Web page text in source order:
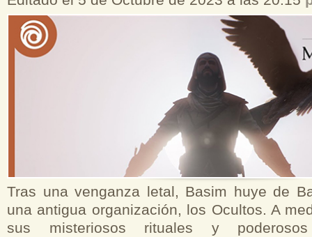
Tras una venganza letal, Basim huye de
una antigua organización, los Ocultos. A
sus misteriosos rituales y